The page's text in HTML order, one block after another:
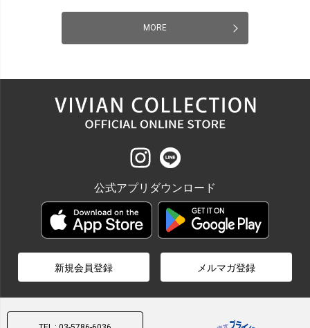
MORE
公式アプリダウンロード
新規会員登録 メルマガ登録